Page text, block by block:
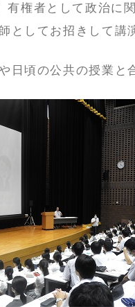
有権者として政治に
としてお招きして講
日頃の公共の授業と